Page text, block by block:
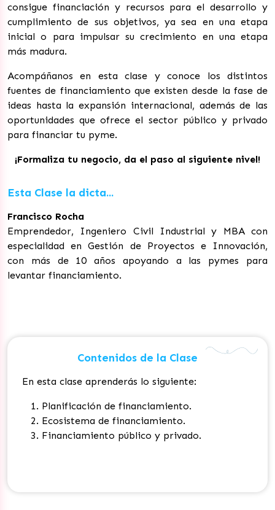
consigue financiación y recursos para el desarrollo y
cumplimiento de sus objetivos, ya sea en una etapa
inicial o para impulsar su crecimiento en una etapa
más madura.
Acompáñanos en esta clase y conoce los distintos
fuentes de financiamiento que existen desde la fase de
ideas hasta la expansión internacional, además de las
oportunidades que ofrece el sector público y privado
para financiar tu pyme.
¡Formaliza tu negocio, da el paso al siguiente nivel!
Esta Clase la dicta...
Francisco Rocha
Emprendedor, Ingeniero Civil Industrial y MBA con
especialidad en Gestión de Proyectos e Innovación,
con más de 10 años apoyando a las pymes para
levantar financiamiento.
Contenidos de la Clase
En esta clase aprenderás lo siguiente:
Planificación de financiamiento.
Ecosistema de financiamiento.
Financiamiento público y privado.